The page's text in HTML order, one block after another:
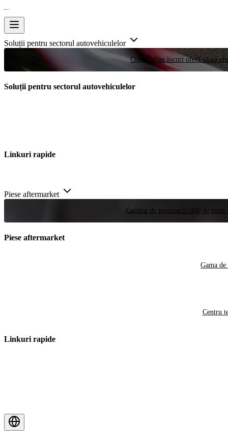
Soluții pentru sectorul autovehiculelor
Curse Puține locuri oferă șansa
Soluții pentru sectorul autovehiculelor
Linkuri rapide
Piese aftermarket
Catalog de produse 20.000 de
Piese aftermarket
Gama de
Centru
Linkuri rapide